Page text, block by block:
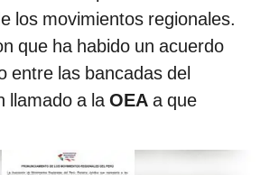
los movimientos regionales.
que ha habido un acuerdo
entre las bancadas del
llamado a la OEA a que